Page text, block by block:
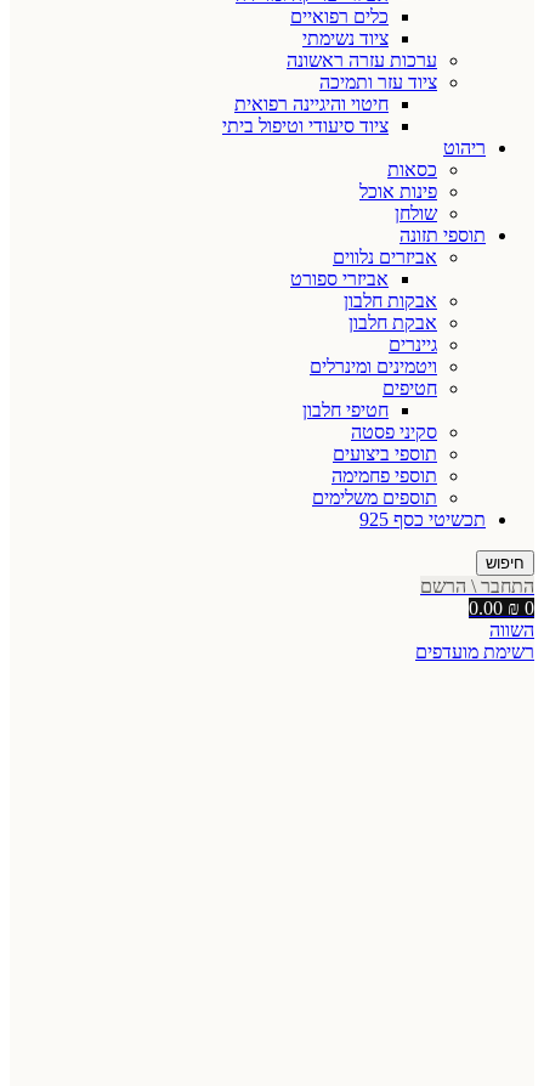
כלים רפואיים
ציוד נשימתי
ערכות עזרה ראשונה
ציוד עזר ותמיכה
חיטוי והיגיינה רפואית
ציוד סיעודי וטיפול ביתי
ריהוט
כסאות
פינות אוכל
שולחן
תוספי תזונה
אביזרים נלווים
אביזרי ספורט
אבקות חלבון
אבקת חלבון
גיינרים
ויטמינים ומינרלים
חטיפים
חטיפי חלבון
סקיני פסטה
תוספי ביצועים
תוספי פחמימה
תוספים משלימים
תכשיטי כסף 925
חיפוש
התחבר \ הרשם
0
0.00 ₪
השווה
רשימת מועדפים